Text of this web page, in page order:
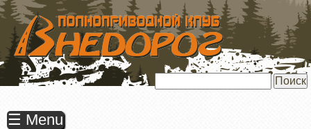
ПЕРЕЙТИ
ОСНОВНОМУ
СОДЕРЖАНИЮ
☰ Menu